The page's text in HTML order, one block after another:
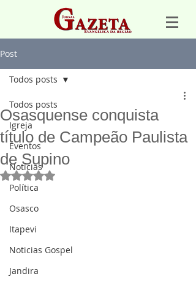
Post
Todos posts
Igreja
Eventos
Notícias
Política
Osasco
Itapevi
Noticias Gospel
Jandira
Todos posts
Osasquense conquista
título de Campeão Paulista
de Supino
Avaliado com NaN de 5 estrelas.